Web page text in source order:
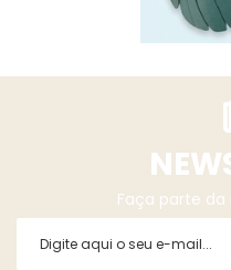
Faça parte